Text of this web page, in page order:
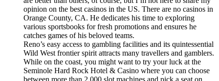
opinion on the best casinos in the US. There are no casinos in
Orange County, CA. He dedicates his time to exploring
various sportsbooks for fresh promotions and ensures he
catches games of his beloved teams.
Reno’s easy access to gambling facilities and its quintessential
Wild West frontier spirit attracts many travellers and gamblers.
While on the coast, you might want to try your luck at the
Seminole Hard Rock Hotel & Casino where you can choose
between more than 2,000 slot machines and pick a seat on